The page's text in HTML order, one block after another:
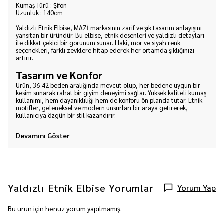
Kumaş Türü : Şifon
Uzunluk : 140cm
Yaldızlı Etnik Elbise, MAZİ markasının zarif ve şık tasarım anlayışını
yansıtan bir üründür. Bu elbise, etnik desenleri ve yaldızlı detayları
ile dikkat çekici bir görünüm sunar. Haki, mor ve siyah renk
seçenekleri, farklı zevklere hitap ederek her ortamda şıklığınızı
artırır.
Tasarım ve Konfor
Ürün, 36-42 beden aralığında mevcut olup, her bedene uygun bir
kesim sunarak rahat bir giyim deneyimi sağlar. Yüksek kaliteli kumaş
kullanımı, hem dayanıklılığı hem de konforu ön planda tutar. Etnik
motifler, geleneksel ve modern unsurları bir araya getirerek,
kullanıcıya özgün bir stil kazandırır.
Devamını Göster
Yaldızlı Etnik Elbise Yorumlar Yorum Yap
Bu ürün için henüz yorum yapılmamış.